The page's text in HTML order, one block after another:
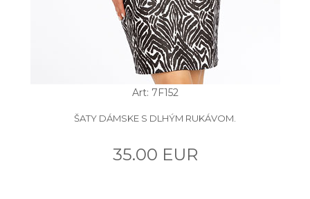
Art: 7F152
ŠATY DÁMSKE S DLHÝM RUKÁVOM.
35.00 EUR